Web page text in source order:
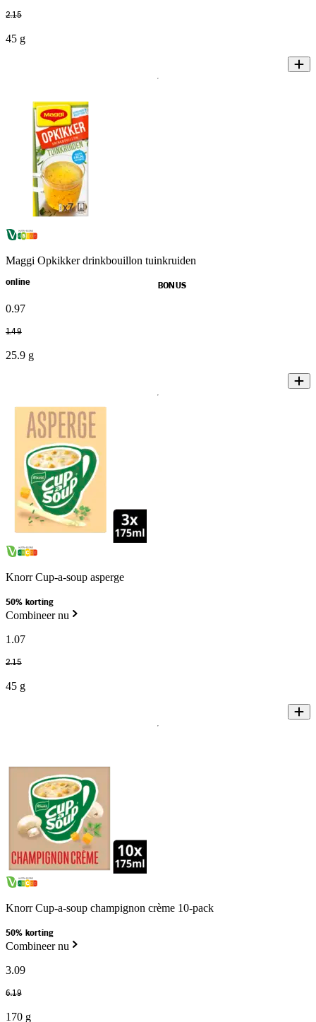
2.15
45 g
Maggi Opkikker drinkbouillon tuinkruiden
online BONUS
0.97
1.49
25.9 g
Knorr Cup-a-soup asperge
50% korting
Combineer nu
1 .07
2.15
45 g
Knorr Cup-a-soup champignon crème 10-pack
50% korting
Combineer nu
3.09
6.19
170 g